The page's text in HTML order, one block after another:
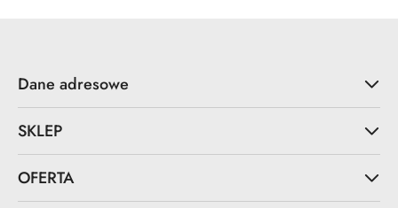
Dane adresowe
SKLEP
OFERTA